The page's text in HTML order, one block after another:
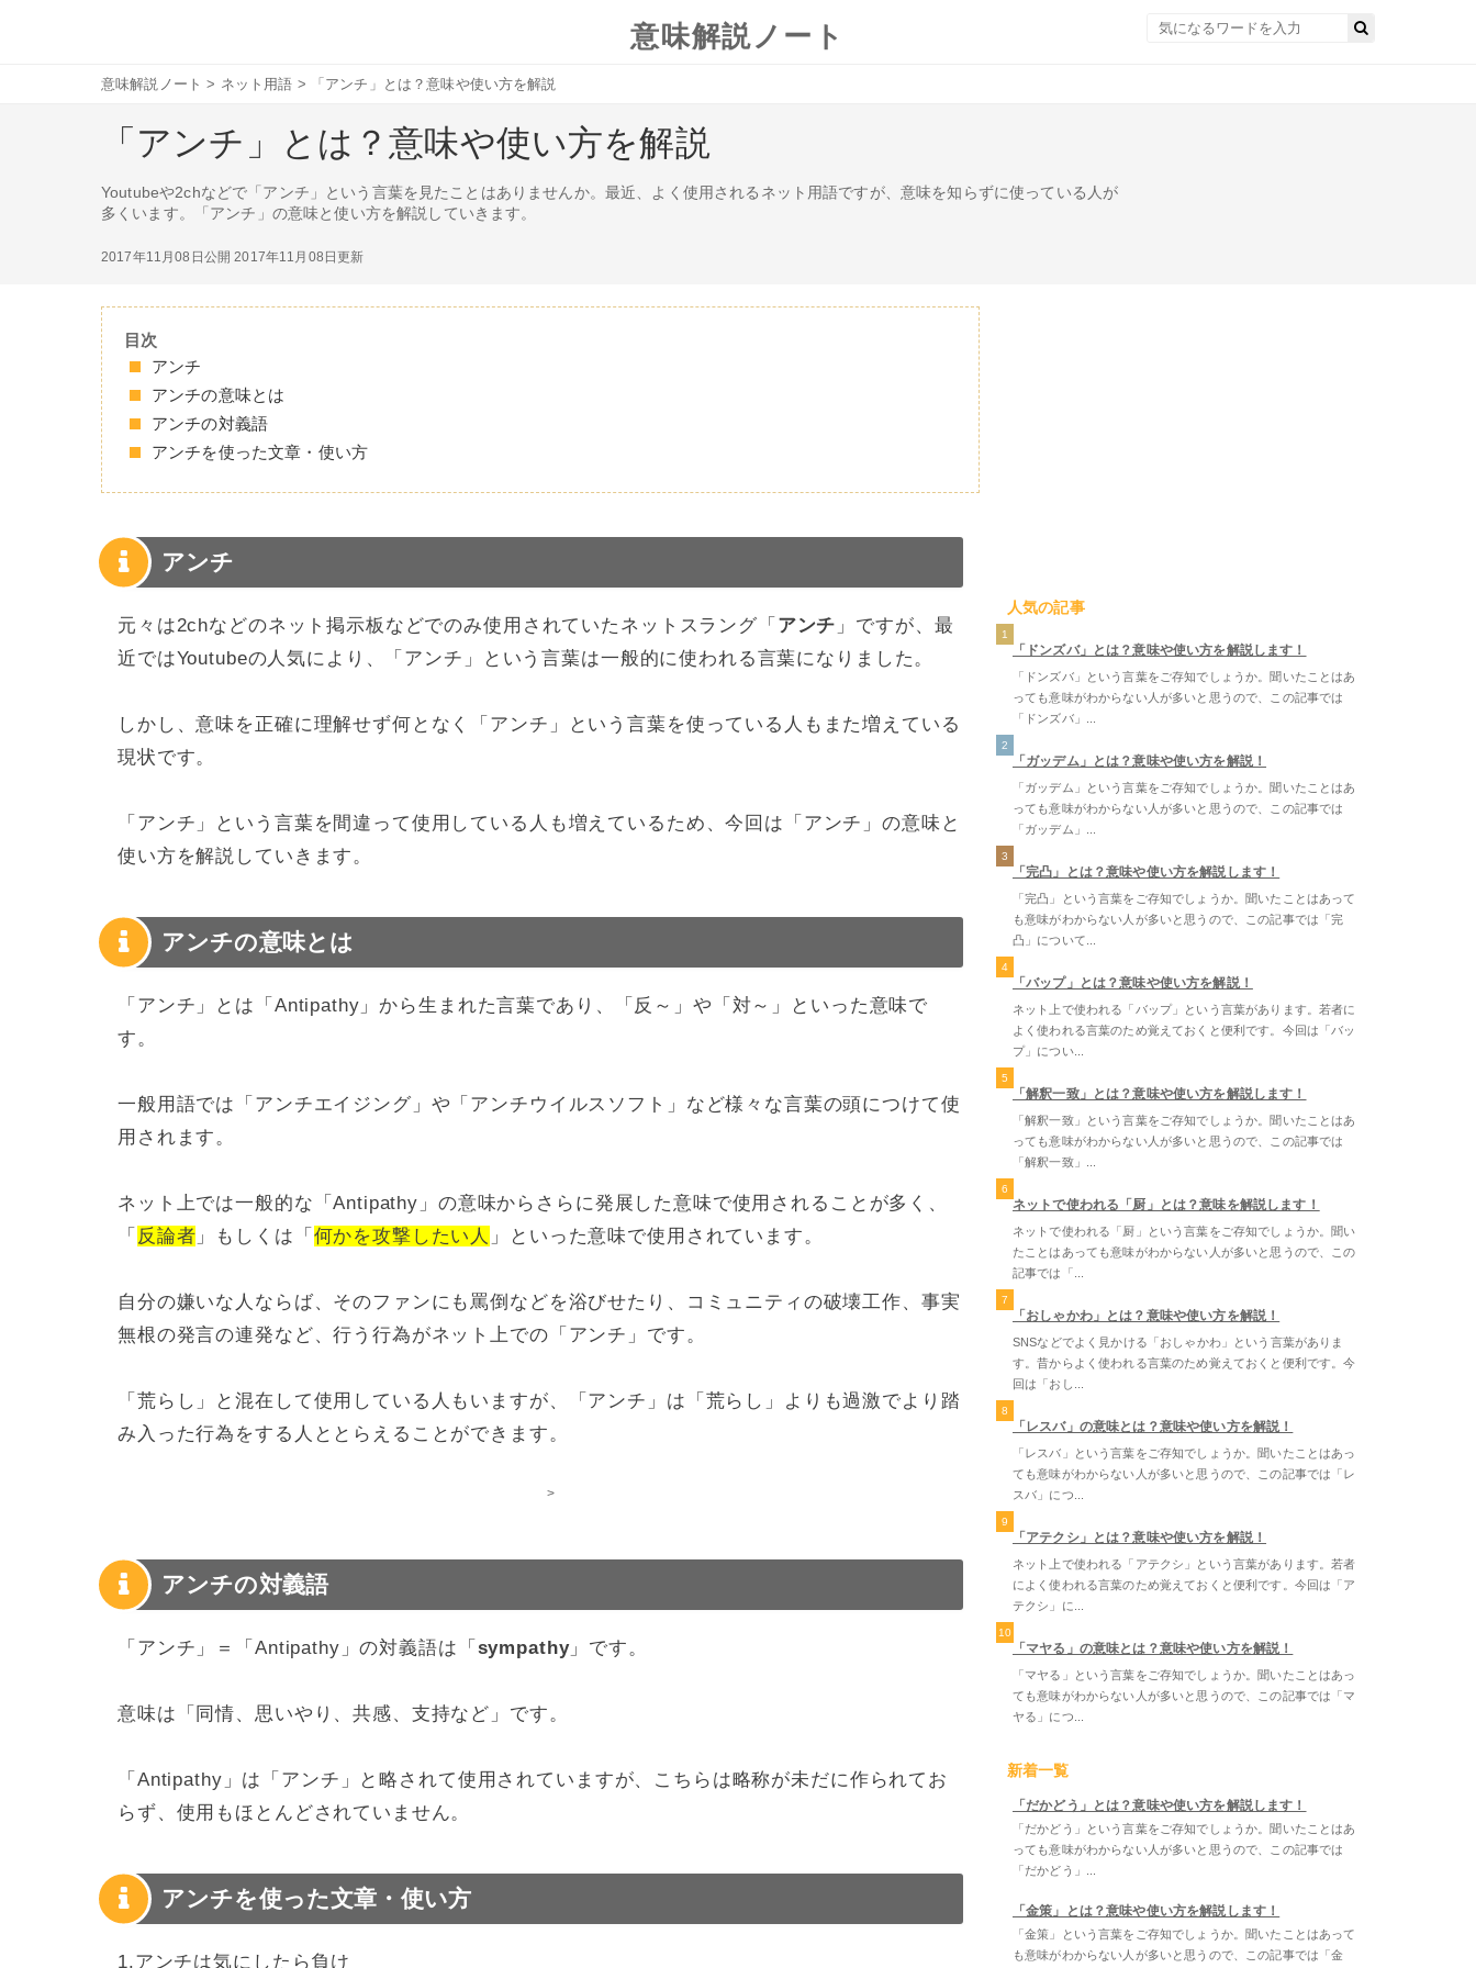
意味解説ノート
意味解説ノート > ネット用語 > 「アンチ」とは？意味や使い方を解説
「アンチ」とは？意味や使い方を解説
Youtubeや2chなどで「アンチ」という言葉を見たことはありませんか。最近、よく使用されるネット用語ですが、意味を知らずに使っている人が
多くいます。「アンチ」の意味と使い方を解説していきます。
2017年11月08日公開 2017年11月08日更新
目次
アンチ
アンチの意味とは
アンチの対義語
アンチを使った文章・使い方
アンチ
元々は2chなどのネット掲示板などでのみ使用されていたネットスラング「 アンチ 」ですが、最
近ではYoutubeの人気により、「アンチ」という言葉は一般的に使われる言葉になりました。
しかし、意味を正確に理解せず何となく「アンチ」という言葉を使っている人もまた増えている
現状です。
「アンチ」という言葉を間違って使用している人も増えているため、今回は「アンチ」の意味と
使い方を解説していきます。
アンチの意味とは
「アンチ」とは「Antipathy」から生まれた言葉であり、「反～」や「対～」といった意味で
す。
一般用語では「アンチエイジング」や「アンチウイルスソフト」など様々な言葉の頭につけて使
用されます。
ネット上では一般的な「Antipathy」の意味からさらに発展した意味で使用されることが多く、
「 反論者 」もしくは「 何かを攻撃したい人 」といった意味で使用されています。
自分の嫌いな人ならば、そのファンにも罵倒などを浴びせたり、コミュニティの破壊工作、事実
無根の発言の連発など、行う行為がネット上での「アンチ」です。
「荒らし」と混在して使用している人もいますが、「アンチ」は「荒らし」よりも過激でより踏
み入った行為をする人ととらえることができます。
>
アンチの対義語
「アンチ」＝「Antipathy」の対義語は「 sympathy」です。
意味は「同情、思いやり、共感、支持など」です。
「Antipathy」は「アンチ」と略されて使用されていますが、こちらは略称が未だに作られてお
らず、使用もほとんどされていません。
アンチを使った文章・使い方
1.アンチは気にしたら負け
人気の記事
1
「ドンズバ」とは？意味や使い方を解説します！
「ドンズバ」という言葉をご存知でしょうか。聞いたことはあ
っても意味がわからない人が多いと思うので、この記事では
「ドンズバ」...
2
「ガッデム」とは？意味や使い方を解説！
「ガッデム」という言葉をご存知でしょうか。聞いたことはあ
っても意味がわからない人が多いと思うので、この記事では
「ガッデム」...
3
「完凸」とは？意味や使い方を解説します！
「完凸」という言葉をご存知でしょうか。聞いたことはあって
も意味がわからない人が多いと思うので、この記事では「完
凸」について...
4
「バップ」とは？意味や使い方を解説！
ネット上で使われる「バップ」という言葉があります。若者に
よく使われる言葉のため覚えておくと便利です。今回は「バッ
プ」につい...
5
「解釈一致」とは？意味や使い方を解説します！
「解釈一致」という言葉をご存知でしょうか。聞いたことはあ
っても意味がわからない人が多いと思うので、この記事では
「解釈一致」...
6
ネットで使われる「厨」とは？意味を解説します！
ネットで使われる「厨」という言葉をご存知でしょうか。聞い
たことはあっても意味がわからない人が多いと思うので、この
記事では「...
7
「おしゃかわ」とは？意味や使い方を解説！
SNSなどでよく見かける「おしゃかわ」という言葉がありま
す。昔からよく使われる言葉のため覚えておくと便利です。今
回は「おし...
8
「レスバ」の意味とは？意味や使い方を解説！
「レスバ」という言葉をご存知でしょうか。聞いたことはあっ
ても意味がわからない人が多いと思うので、この記事では「レ
スバ」につ...
9
「アテクシ」とは？意味や使い方を解説！
ネット上で使われる「アテクシ」という言葉があります。若者
によく使われる言葉のため覚えておくと便利です。今回は「ア
テクシ」に...
10
「マヤる」の意味とは？意味や使い方を解説！
「マヤる」という言葉をご存知でしょうか。聞いたことはあっ
ても意味がわからない人が多いと思うので、この記事では「マ
ヤる」につ...
新着一覧
「だかどう」とは？意味や使い方を解説します！
「だかどう」という言葉をご存知でしょうか。聞いたことはあ
っても意味がわからない人が多いと思うので、この記事では
「だかどう」...
「金策」とは？意味や使い方を解説します！
「金策」という言葉をご存知でしょうか。聞いたことはあって
も意味がわからない人が多いと思うので、この記事では「金